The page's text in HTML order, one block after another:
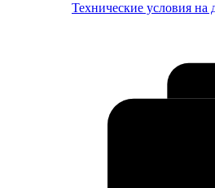
Технические условия на